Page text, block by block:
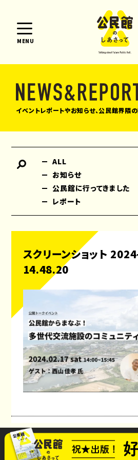
MENU
イベントレポートやお知らせ、公民館界隈
ALL
お知らせ
公民館に行ってきました
レポート
スクリーンショット
14.48.20
公民館のしあさってプロジェクト
future_kominkan